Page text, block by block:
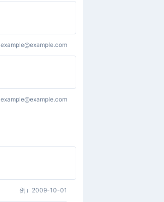
example@example.com
example@example.com
例） 2009-10-01